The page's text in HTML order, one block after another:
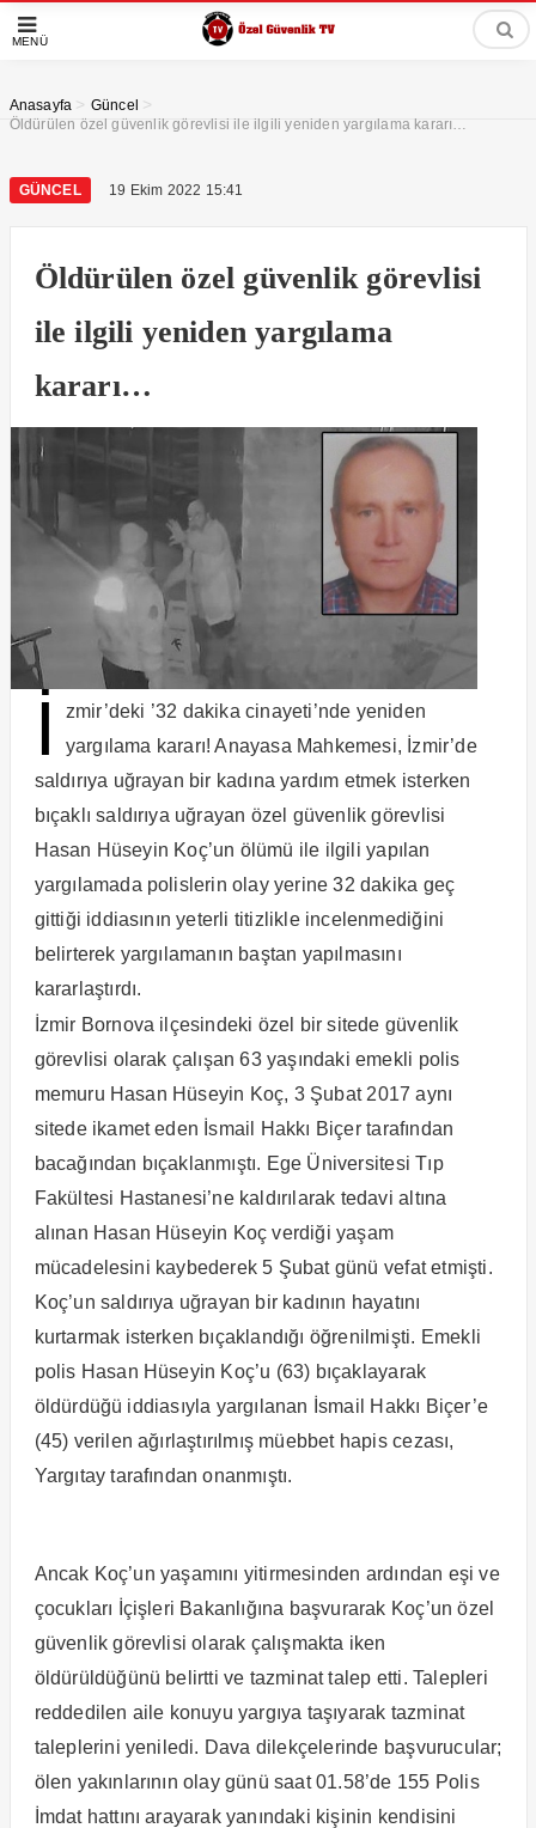
MENÜ
Anasayfa > Güncel >
Öldürülen özel güvenlik görevlisi ile ilgili yeniden yargılama kararı…
GÜNCEL 19 Ekim 2022 15:41
Öldürülen özel güvenlik görevlisi
ile ilgili yeniden yargılama
kararı…
İ
zmir’deki ’32 dakika cinayeti’nde yeniden
yargılama kararı! Anayasa Mahkemesi, İzmir’de
saldırıya uğrayan bir kadına yardım etmek isterken
bıçaklı saldırıya uğrayan özel güvenlik görevlisi
Hasan Hüseyin Koç’un ölümü ile ilgili yapılan
yargılamada polislerin olay yerine 32 dakika geç
gittiği iddiasının yeterli titizlikle incelenmediğini
belirterek yargılamanın baştan yapılmasını
kararlaştırdı.
İzmir Bornova ilçesindeki özel bir sitede güvenlik
görevlisi olarak çalışan 63 yaşındaki emekli polis
memuru Hasan Hüseyin Koç, 3 Şubat 2017 aynı
sitede ikamet eden İsmail Hakkı Biçer tarafından
bacağından bıçaklanmıştı. Ege Üniversitesi Tıp
Fakültesi Hastanesi’ne kaldırılarak tedavi altına
alınan Hasan Hüseyin Koç verdiği yaşam
mücadelesini kaybederek 5 Şubat günü vefat etmişti.
Koç’un saldırıya uğrayan bir kadının hayatını
kurtarmak isterken bıçaklandığı öğrenilmişti. Emekli
polis Hasan Hüseyin Koç’u (63) bıçaklayarak
öldürdüğü iddiasıyla yargılanan İsmail Hakkı Biçer’e
(45) verilen ağırlaştırılmış müebbet hapis cezası,
Yargıtay tarafından onanmıştı.
Ancak Koç’un yaşamını yitirmesinden ardından eşi ve
çocukları İçişleri Bakanlığına başvurarak Koç’un özel
güvenlik görevlisi olarak çalışmakta iken
öldürüldüğünü belirtti ve tazminat talep etti. Talepleri
reddedilen aile konuyu yargıya taşıyarak tazminat
taleplerini yeniledi. Dava dilekçelerinde başvurucular;
ölen yakınlarının olay günü saat 01.58’de 155 Polis
İmdat hattını arayarak yanındaki kişinin kendisini